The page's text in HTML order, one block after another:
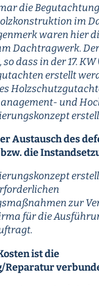
die
im
waren hier
Dachtragwerk.
dass in der 17. KW
erstellt
und
Austausch des
die
zur
für die
ist die
Reparatur